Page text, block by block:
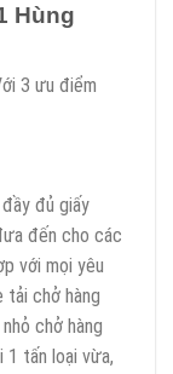
Hùng
3 ưu điểm
đủ giấy
đến cho các
với mọi yêu
tải chở hàng
chở hàng
1 tấn loại vừa,